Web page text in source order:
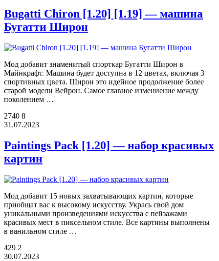
Bugatti Chiron [1.20] [1.19] — машина
Бугатти Широн
Мод добавит знаменитый спорткар Бугатти Широн в
Майнкрафт. Машина будет доступна в 12 цветах, включая 3
спортивных цвета. Широн это идейное продолжение более
старой модели Вейрон. Самое главное измениение между
поколением …
2740 8
31.07.2023
Paintings Pack [1.20] — набор красивых
картин
Мод добавит 15 новых захватывающих картин, которые
приобщат вас к высокому искусству. Укрась свой дом
уникальными произведениями искусства с пейзажами
красивых мест в пиксельном стиле. Все картины выполнены
в ванильном стиле …
429 2
30.07.2023